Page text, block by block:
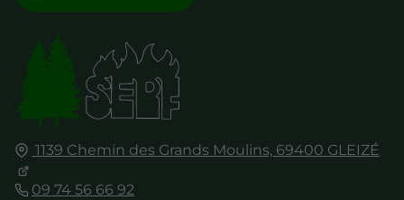
1139 Chemin des Grands Moulins, 69400 GLEIZÉ
09 74 56 66 92